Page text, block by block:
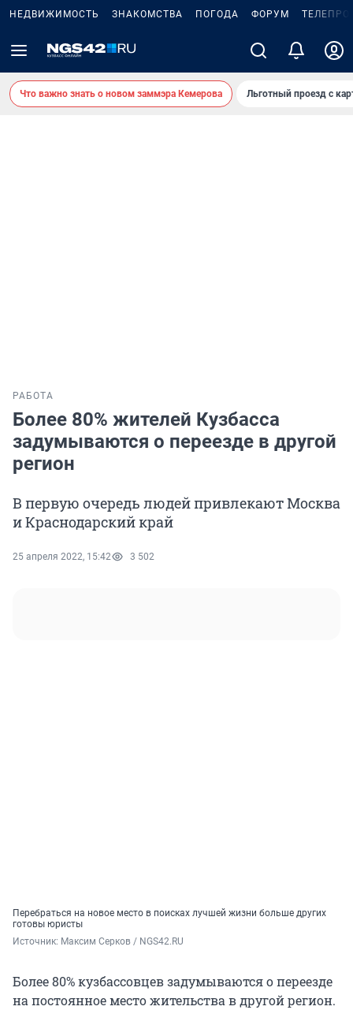
НЕДВИЖИМОСТЬ ЗНАКОМСТВА ПОГОДА ФОРУМ
Что важно знать о новом заммэра Кемерова Льготный проезд с
РАБОТА
Более 80% жителей Кузбасса
задумываются о переезде в другой
регион
В первую очередь людей привлекают Москва
и Краснодарский край
25 апреля 2022, 15:42 3 502
Перебраться на новое место в поисках лучшей жизни больше других
готовы юристы
Источник: Максим Серков / NGS42.RU
Более 80% кузбассовцев задумываются о переезде
на постоянное место жительства в другой регион.